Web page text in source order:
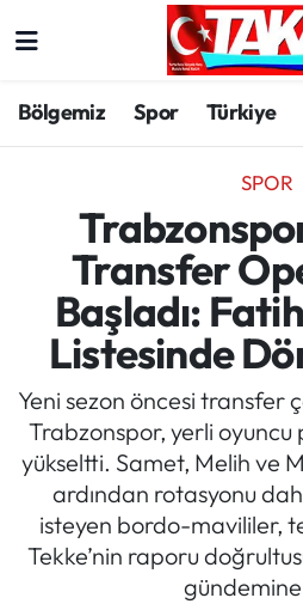
Bölgemiz Spor Türkiye
SPOR
Transfer
Başladı:
Listesinde
Yeni sezon öncesi transfer
Trabzonspor, yerli oyuncu
yükseltti. Samet, Melih ve
ardından rotasyonu
isteyen bordo-mavililer,
Tekke’nin raporu
gündemine
Spor
Türkiye
Kültür/Sanat
Politika
Politik Kulis
Dünya
Magazin
Mektup Galeri
Trabzon Hava Durumu
Trabzon Trafik Yoğunluk
Süper Lig Puan Durumu
Tüm Manşetler
Son Dakika Haberleri
Haber Arşivi